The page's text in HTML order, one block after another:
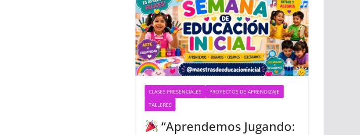
CLASES PRESENCIALES
PROYECTOS DE APRENDIZAJE
TALLERES
“Aprendemos Jugando: